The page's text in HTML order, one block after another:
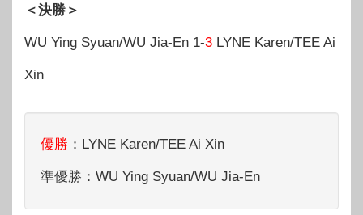
＜決勝＞
WU Ying Syuan/WU Jia-En 1-3 LYNE Karen/TEE Ai
Xin
優勝 ：LYNE Karen/TEE Ai Xin
準優勝：WU Ying Syuan/WU Jia-En